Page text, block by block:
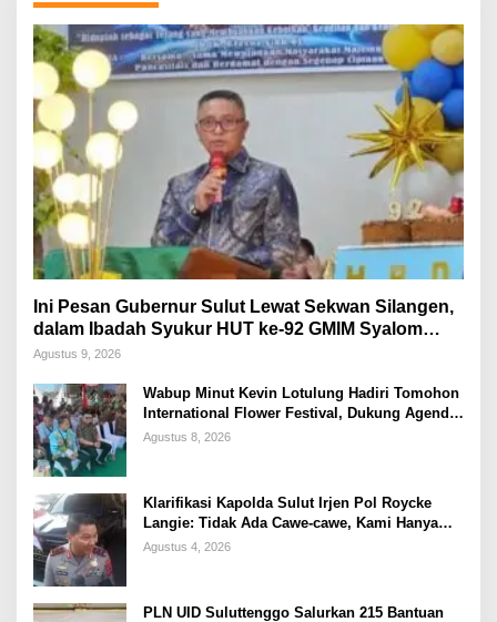
Ini Pesan Gubernur Sulut Lewat Sekwan Silangen,
dalam Ibadah Syukur HUT ke-92 GMIM Syalom
Molas
Agustus 9, 2026
Wabup Minut Kevin Lotulung Hadiri Tomohon
International Flower Festival, Dukung Agenda
Pariwisata Nasional
Agustus 8, 2026
Klarifikasi Kapolda Sulut Irjen Pol Roycke
Langie: Tidak Ada Cawe-cawe, Kami Hanya
Jalankan Perintah Undang-Undang
Agustus 4, 2026
PLN UID Suluttenggo Salurkan 215 Bantuan